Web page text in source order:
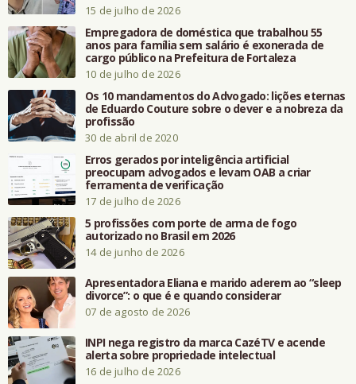
15 de julho de 2026
Empregadora de doméstica que trabalhou 55
anos para família sem salário é exonerada de
cargo público na Prefeitura de Fortaleza
10 de julho de 2026
Os 10 mandamentos do Advogado: lições eternas
de Eduardo Couture sobre o dever e a nobreza da
profissão
30 de abril de 2020
Erros gerados por inteligência artificial
preocupam advogados e levam OAB a criar
ferramenta de verificação
17 de julho de 2026
5 profissões com porte de arma de fogo
autorizado no Brasil em 2026
14 de junho de 2026
Apresentadora Eliana e marido aderem ao “sleep
divorce”: o que é e quando considerar
07 de agosto de 2026
INPI nega registro da marca CazéTV e acende
alerta sobre propriedade intelectual
16 de julho de 2026